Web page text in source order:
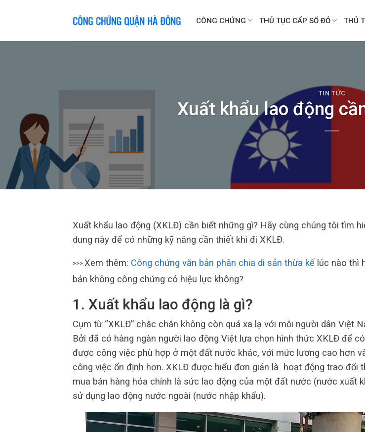
CÔNG CHỨNG THỦ TỤC CẤP SỔ ĐỎ THỦ
TIN TỨC
Xuất khẩu lao động
Xuất khẩu lao động (XKLĐ) cần biết những gì? Hãy cùng chúng tôi tìm
dung này để có những kỹ năng cần thiết khi đi XKLĐ.
>>> Xem thêm: Công chứng văn bản phân chia di sản thừa kế lúc nào thì
bản không công chứng có hiệu lực không?
1. Xuất khẩu lao động là gì?
Cụm từ “XKLĐ” chắc chắn không còn quá xa lạ với mỗi người dân Việt
Bởi đã có hàng ngàn người lao động Việt lựa chọn hình thức XKLĐ để
được công việc phù hợp ở một đất nước khác, với mức lương cao hơn
công việc ổn định hơn. XKLĐ được hiểu đơn giản là hoạt động trao đổi
mua bán hàng hóa chính là sức lao động của một đất nước (nước xuất
sử dụng lao động nước ngoài (nước nhập khẩu).